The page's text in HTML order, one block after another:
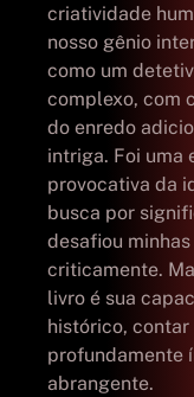
criatividade
nosso gênio
como um
complexo, com
do enredo
intriga. Foi uma
provocativa da
busca por
desafiou
criticamente.
livro é sua
histórico,
profundamente
abrangente.